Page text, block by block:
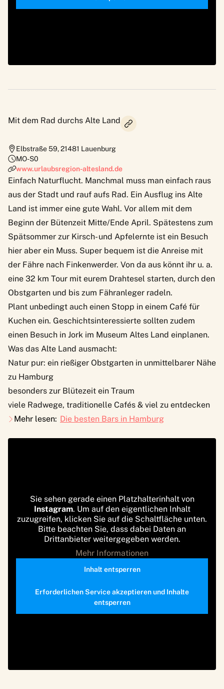
Mit dem Rad durchs Alte Land
Elbstraße 59,21481 Lauenburg
MO-S0
www.urlaubsregion-altesland.de
Einfach Naturflucht. Manchmal muss man einfach raus
aus der Stadt und rauf aufs Rad. Ein Ausflug ins Alte
Land ist immer eine gute Wahl. Vor allem mit dem
Beginn der Bütenzeit Mitte/Ende April. Spätestens zum
Spätsommer zur Kirsch- und Apfelernte ist ein Besuch
hier aber ein Muss. Super bequem ist die Anreise mit
der Fähre nach Finkenwerder. Von da aus könnt ihr u. a.
eine 32 km Tour mit eurem Drahtesel starten, durch den
Obstgarten und bis zum Fähranleger radeln.
Plant unbedingt auch einen Stopp in einem Café für
Kuchen ein. Geschichtsinteressierte sollten zudem
einen Besuch in Jork im Museum Altes Land einplanen.
Was das Alte Land ausmacht:
Natur pur: ein rießiger Obstgarten in unmittelbarer Nähe
zu Hamburg
besonders zur Blütezeit ein Traum
viele Radwege, traditionelle Cafés & viel zu entdecken
Mehr lesen: Die besten Bars in Hamburg
Sie sehen gerade einen Platzhalterinhalt von
Instagram. Um auf den eigentlichen Inhalt
zuzugreifen, klicken Sie auf die Schaltfläche unten.
Bitte beachten Sie, dass dabei Daten an
Drittanbieter weitergegeben werden.
Mehr Informationen
Inhalt entsperren
Erforderlichen Service akzeptieren und Inhalte
entsperren